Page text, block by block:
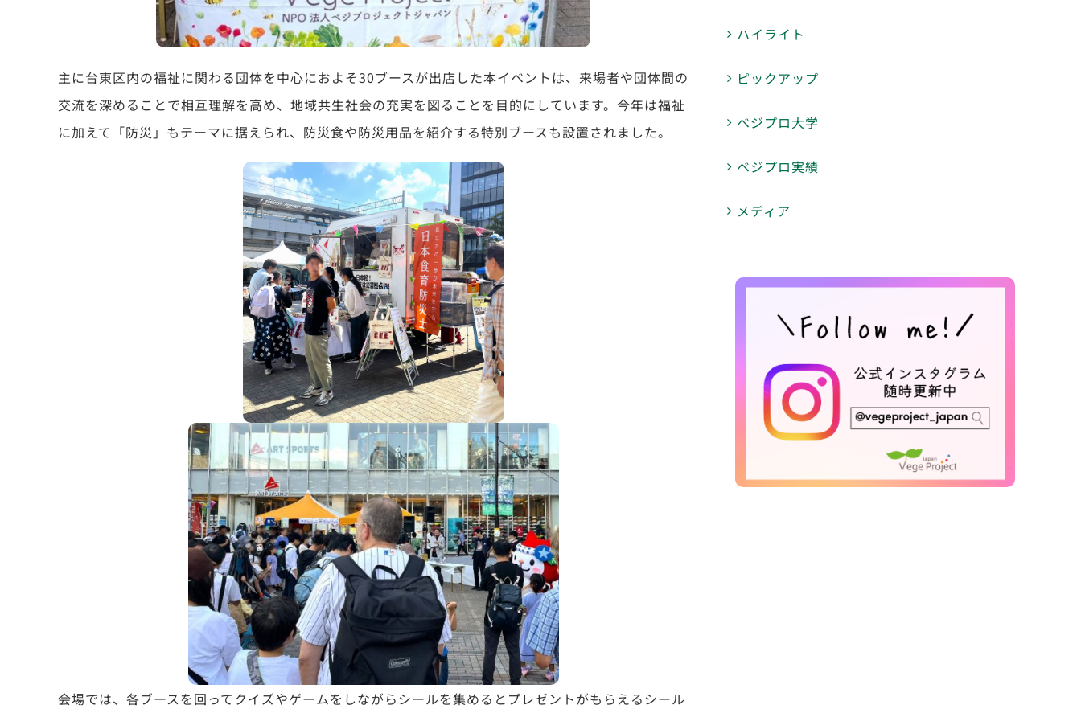
主に台東区内の福祉に関わる団体を中心におよそ30ブースが出店した本イベントは、来場者や団体間の
交流を深めることで相互理解を高め、地域共生社会の充実を図ることを目的にしています。今年は福祉
に加えて「防災」もテーマに据えられ、防災食や防災用品を紹介する特別ブースも設置されました。
会場では、各ブースを回ってクイズやゲームをしながらシールを集めるとプレゼントがもらえるシール
ハイライト
ピックアップ
ベジプロ大学
ベジプロ実績
メディア